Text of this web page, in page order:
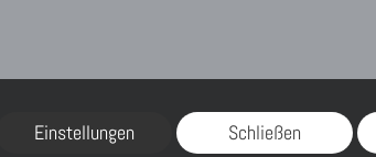
Einstellungen Schließen